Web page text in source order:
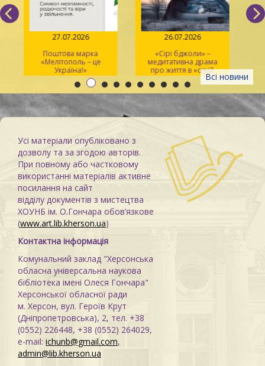
Всі новини
27.07.2026
Поштова марка
«Мелітополь – це
Україна!»
26.07.2026
«Сірі бджоли» –
медитативна драма
про життя в «сірій
зоні»
Усі матеріали опубліковано з
дозволу та за згодою авторів.
При повному або частковому
використанні матеріалів активне
посилання на сайт
відділу документів з мистецтва
ХОУНБ ім. О.Гончара обов’язкове
(www.art.lib.kherson.ua)
Контактна інформація
Комунальний заклад "Херсонська
обласна універсальна наукова
бібліотека імені Олеся Гончара"
Херсонської обласної ради
м. Херсон, вул. Героїв Крут
(Дніпропетровська), 2, тел. +38
(0552) 226448, +38 (0552) 264029,
e-mail: ichunb@gmail.com,
admin@lib.kherson.ua